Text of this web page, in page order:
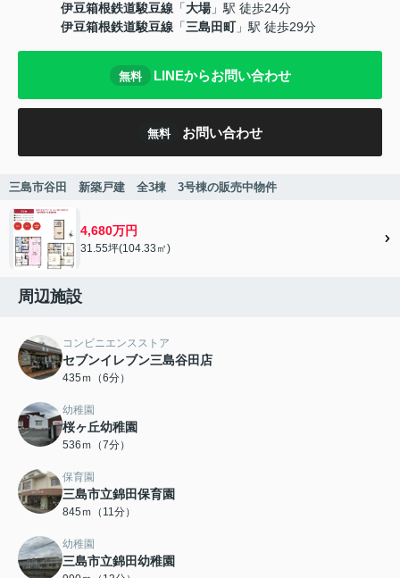
伊豆箱根鉄道駿豆線 「大場」駅 徒歩24分
伊豆箱根鉄道駿豆線 「三島田町」駅 徒歩29分
無料 LINEからお問い合わせ
無料 お問い合わせ
三島市谷田 新築戸建 全3棟 3号棟の販売中物件
4,680万円
31.55坪(104.33㎡)
周辺施設
コンビニエンスストア
セブンイレブン三島谷田店
435ｍ（6分）
幼稚園
桜ヶ丘幼稚園
536ｍ（7分）
保育園
三島市立錦田保育園
845ｍ（11分）
幼稚園
三島市立錦田幼稚園